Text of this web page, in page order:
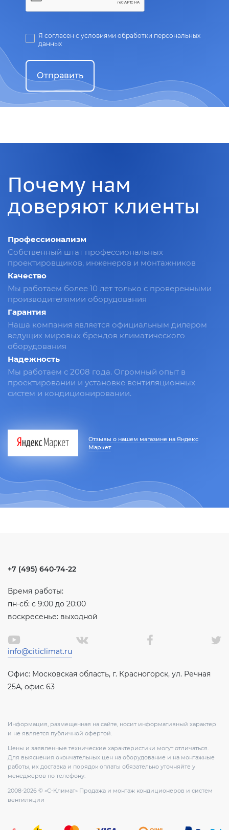
Я согласен с условиями обработки персональных
данных
Отправить
Почему нам
доверяют клиенты
Профессионализм
Собственный штат профессиональных
проектировщиков, инженеров и монтажников
Качество
Мы работаем более 10 лет только с проверенными
производителямии оборудования
Гарантия
Наша компания является официальным дилером
ведущих мировых брендов климатического
оборудования
Надежность
Мы работаем с 2008 года. Огромный опыт в
проектировании и установке вентиляционных
систем и кондиционировании.
Отзывы о нашем магазине на Яндекс
Маркет
+7 (495) 640-74-22
Время работы:
пн-сб: с 9:00 до 20:00
воскресенье: выходной
info@citiclimat.ru
Офис: Московская область, г. Красногорск, ул. Речная
25А, офис 63
Информация, размещенная на сайте, носит информативный характер
и не является публичной офертой.
Цены и заявленные технические характеристики могут отличаться.
Для выяснения окончательных цен на оборудование и на монтажные
работы, их доставка и порядок оплаты обязательно уточняйте у
менеджеров по телефону.
2008-2026 © «С-Климат» Продажа и монтаж кондиционеров и систем
вентиляции